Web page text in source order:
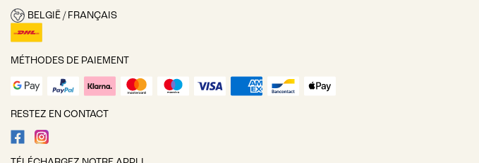
BELGIË / FRANÇAIS
MÉTHODES DE PAIEMENT
RESTEZ EN CONTACT